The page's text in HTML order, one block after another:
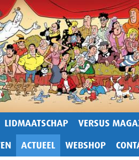
LIDMAATSCHAP
VERSUS
ACTUEEL WEBSHOP